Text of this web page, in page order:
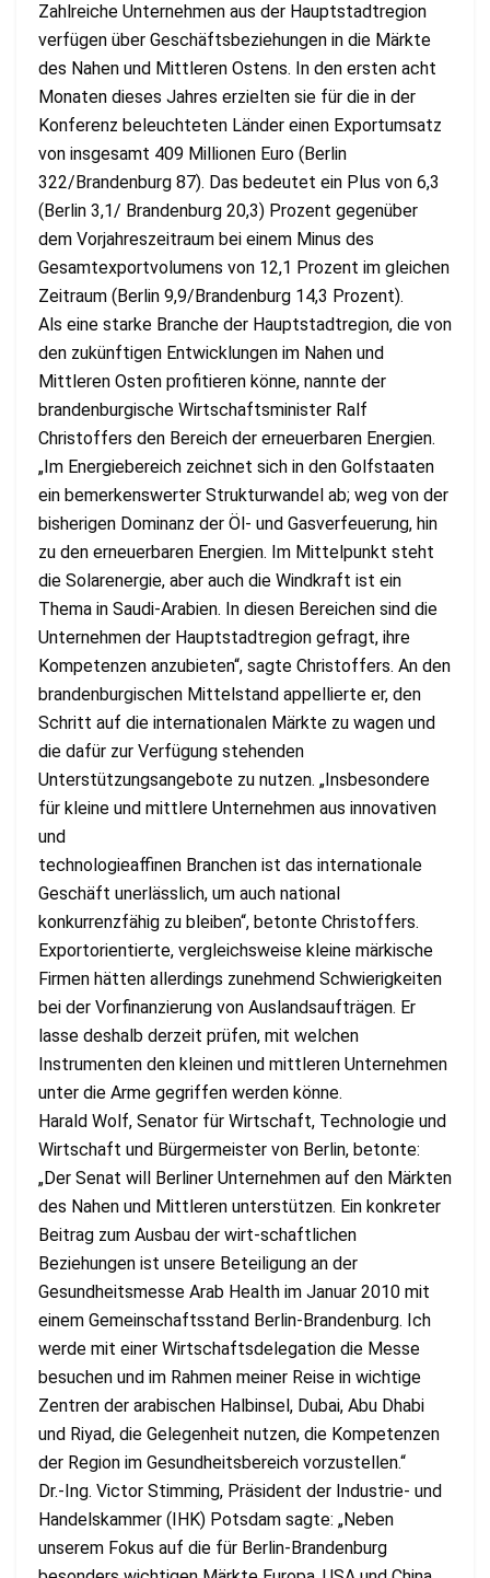
Zahlreiche Unternehmen aus der Hauptstadtregion
verfügen über Geschäftsbeziehungen in die Märkte
des Nahen und Mittleren Ostens. In den ersten acht
Monaten dieses Jahres erzielten sie für die in der
Konferenz beleuchteten Länder einen Exportumsatz
von insgesamt 409 Millionen Euro (Berlin
322/Brandenburg 87). Das bedeutet ein Plus von 6,3
(Berlin 3,1/ Brandenburg 20,3) Prozent gegenüber
dem Vorjahreszeitraum bei einem Minus des
Gesamtexportvolumens von 12,1 Prozent im gleichen
Zeitraum (Berlin 9,9/Brandenburg 14,3 Prozent).
Als eine starke Branche der Hauptstadtregion, die von
den zukünftigen Entwicklungen im Nahen und
Mittleren Osten profitieren könne, nannte der
brandenburgische Wirtschaftsminister Ralf
Christoffers den Bereich der erneuerbaren Energien.
„Im Energiebereich zeichnet sich in den Golfstaaten
ein bemerkenswerter Strukturwandel ab; weg von der
bisherigen Dominanz der Öl- und Gasverfeuerung, hin
zu den erneuerbaren Energien. Im Mittelpunkt steht
die Solarenergie, aber auch die Windkraft ist ein
Thema in Saudi-Arabien. In diesen Bereichen sind die
Unternehmen der Hauptstadtregion gefragt, ihre
Kompetenzen anzubieten“, sagte Christoffers. An den
brandenburgischen Mittelstand appellierte er, den
Schritt auf die internationalen Märkte zu wagen und
die dafür zur Verfügung stehenden
Unterstützungsangebote zu nutzen. „Insbesondere
für kleine und mittlere Unternehmen aus innovativen
und
technologieaffinen Branchen ist das internationale
Geschäft unerlässlich, um auch national
konkurrenzfähig zu bleiben“, betonte Christoffers.
Exportorientierte, vergleichsweise kleine märkische
Firmen hätten allerdings zunehmend Schwierigkeiten
bei der Vorfinanzierung von Auslandsaufträgen. Er
lasse deshalb derzeit prüfen, mit welchen
Instrumenten den kleinen und mittleren Unternehmen
unter die Arme gegriffen werden könne.
Harald Wolf, Senator für Wirtschaft, Technologie und
Wirtschaft und Bürgermeister von Berlin, betonte:
„Der Senat will Berliner Unternehmen auf den Märkten
des Nahen und Mittleren unterstützen. Ein konkreter
Beitrag zum Ausbau der wirt-schaftlichen
Beziehungen ist unsere Beteiligung an der
Gesundheitsmesse Arab Health im Januar 2010 mit
einem Gemeinschaftsstand Berlin-Brandenburg. Ich
werde mit einer Wirtschaftsdelegation die Messe
besuchen und im Rahmen meiner Reise in wichtige
Zentren der arabischen Halbinsel, Dubai, Abu Dhabi
und Riyad, die Gelegenheit nutzen, die Kompetenzen
der Region im Gesundheitsbereich vorzustellen.“
Dr.-Ing. Victor Stimming, Präsident der Industrie- und
Handelskammer (IHK) Potsdam sagte: „Neben
unserem Fokus auf die für Berlin-Brandenburg